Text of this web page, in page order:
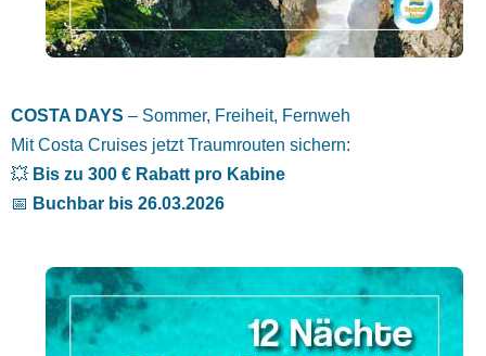
COSTA DAYS – Sommer, Freiheit, Fernweh
Mit Costa Cruises jetzt Traumrouten sichern:
💥 Bis zu 300 € Rabatt pro Kabine
📅 Buchbar bis 26.03.2026